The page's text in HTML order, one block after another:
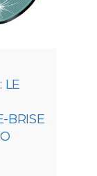
LE
BRISE